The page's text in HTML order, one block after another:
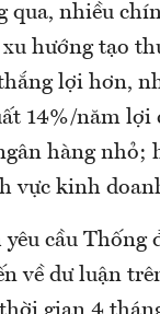
qua, nhiều
hướng tạo
lợi hơn,
14%/năm lợi
hàng nhỏ;
vực kinh doanh
cầu Thống
về dư luận